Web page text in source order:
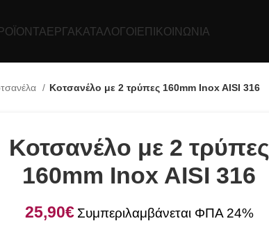
ΕΡΓΑ ΚΑΤΆΛΟΓΟΙ ΕΠΙΚΟΙΝΩΝΊΑ
Κοτσανέλο με 2 τρύπες 160mm Inox AISI 316
Κοτσανέλο με 2 τρύπες
160mm Inox AISI 316
€